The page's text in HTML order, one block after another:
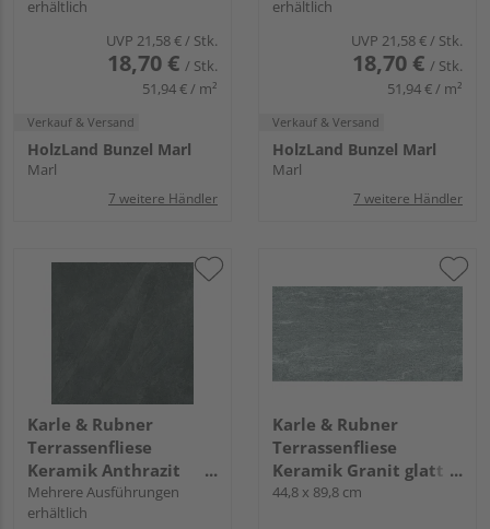
20 mm stark
erhältlich
UVP 21,58 €/ Stk.
18,70 € / Stk.
51,94 € / m²
Verkauf & Versand
HolzLand Bunzel Marl
Marl
7 weitere Händler
20 mm stark
erhältlich
UVP 21,58 €/ Stk.
18,70 € / Stk.
51,94 € / m²
Verkauf & Versand
HolzLand Bunzel Marl
Marl
7 weitere Händler
Karle & Rubner
Terrassenfliese
Keramik Anthrazit
glatt TERRACON®
Ardesia - 20 mm stark
Mehrere Ausführungen
erhältlich
Karle & Rubner
Terrassenfliese
Keramik Granit glatt
TERRACON® Tavola -
44,8 x 89,8 cm